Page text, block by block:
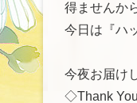
得ませんか
今日は『ハ
今夜お届け
◇Thank